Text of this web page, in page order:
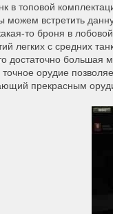
в топовой
встретить
то броня в
легких с средних
достаточно большая
точное орудие
прекрасным